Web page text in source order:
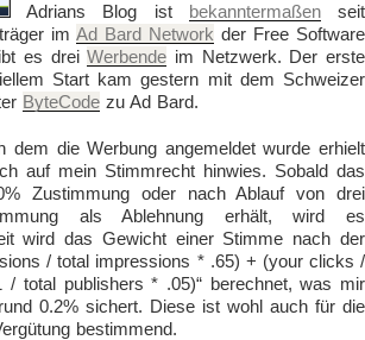
Adrians Blog ist bekanntermaßenseit
im Ad Bard Network der Free Software
es dreiWerbende im Netzwerk. Der erste
Start kam gestern mit dem Schweizer
ByteCode zu Ad Bard.
dem die Werbung angemeldet wurde erhielt
auf mein Stimmrecht hinwies. Sobald das
Zustimmung oder nach Ablauf von drei
als Ablehnung erhält, wird es
wird das Gewicht einer Stimme nach der
/ total impressions * .65) + (your clicks /
total publishers * .05)“ berechnet, was mir
0.2% sichert. Diese ist wohl auch für die
bestimmend.